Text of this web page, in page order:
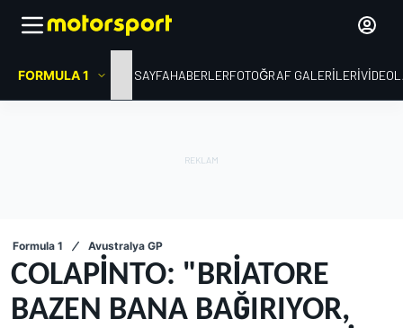
FORMULA 1 ANA SAYFAHABERLERFOTOĞRAF GALERILERI
Formula 1 Avustralya GP
COLAPINTO: "BRIATORE
BAZEN BANA BAĞIRIYOR,